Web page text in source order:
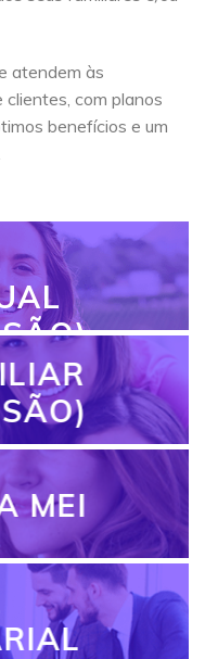
atendem às
com planos
benefícios e um
MEI